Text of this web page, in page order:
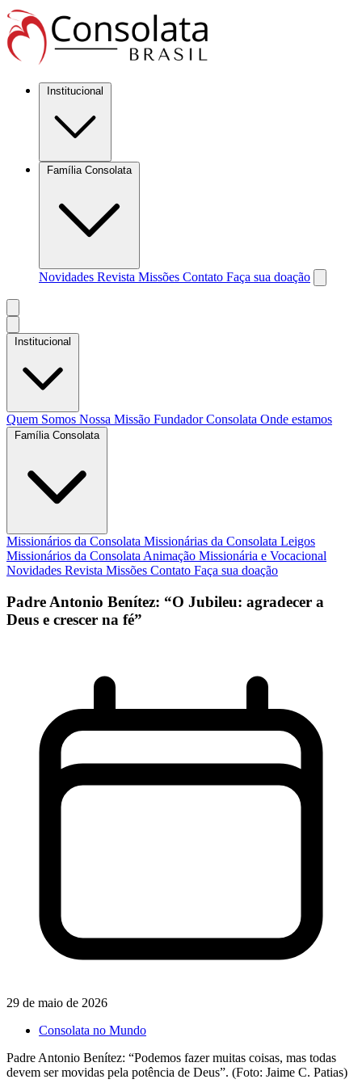
Institucional
Família Consolata
Novidades Revista Missões Contato Faça sua doação
Institucional
Quem Somos Nossa Missão FundadorConsolata Onde estamos
Família Consolata
Missionários da Consolata Missionárias da Consolata Leigos
Missionários da Consolata Animação Missionária e Vocacional
Novidades Revista Missões Contato Faça sua doação
Padre Antonio Benítez: “O Jubileu: agradecer a
Deus e crescer na fé”
29 de maio de 2026
Consolata no Mundo
Padre Antonio Benítez: “Podemos fazer muitas coisas, mas todas
devem ser movidas pela potência de Deus”. (Foto: Jaime C. Patias)